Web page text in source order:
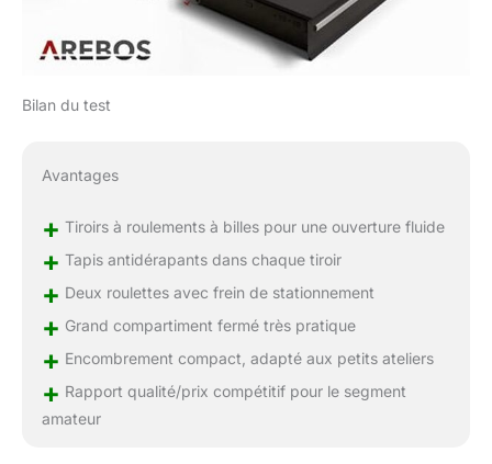
Bilan du test
Avantages
+ Tiroirs à roulements à billes pour une ouverture fluide
+ Tapis antidérapants dans chaque tiroir
+ Deux roulettes avec frein de stationnement
+ Grand compartiment fermé très pratique
+ Encombrement compact, adapté aux petits ateliers
+ Rapport qualité/prix compétitif pour le segment
amateur